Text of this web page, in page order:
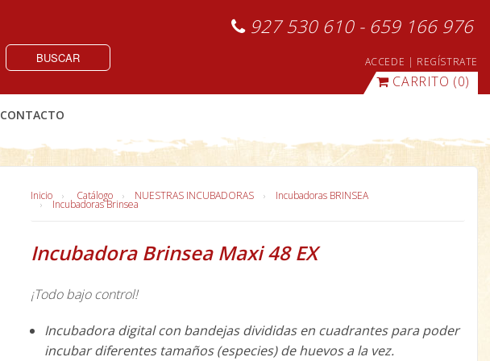
927 530 610 - 659 166 976
BUSCAR ACCEDE | REGÍSTRATE
CARRITO (0)
CONTACTO
Inicio Catálogo NUESTRAS INCUBADORAS Incubadoras BRINSEA
Incubadoras Brinsea
Incubadora Brinsea Maxi 48 EX
¡Todo bajo control!
Incubadora digital con bandejas divididas en cuadrantes para poder
incubar diferentes tamaños (especies) de huevos a la vez.